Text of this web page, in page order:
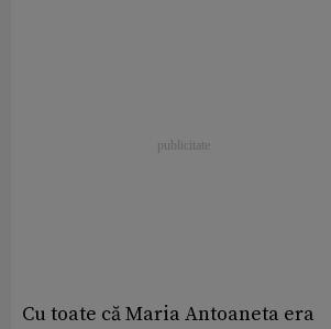
Cu toate că Maria Antoaneta era